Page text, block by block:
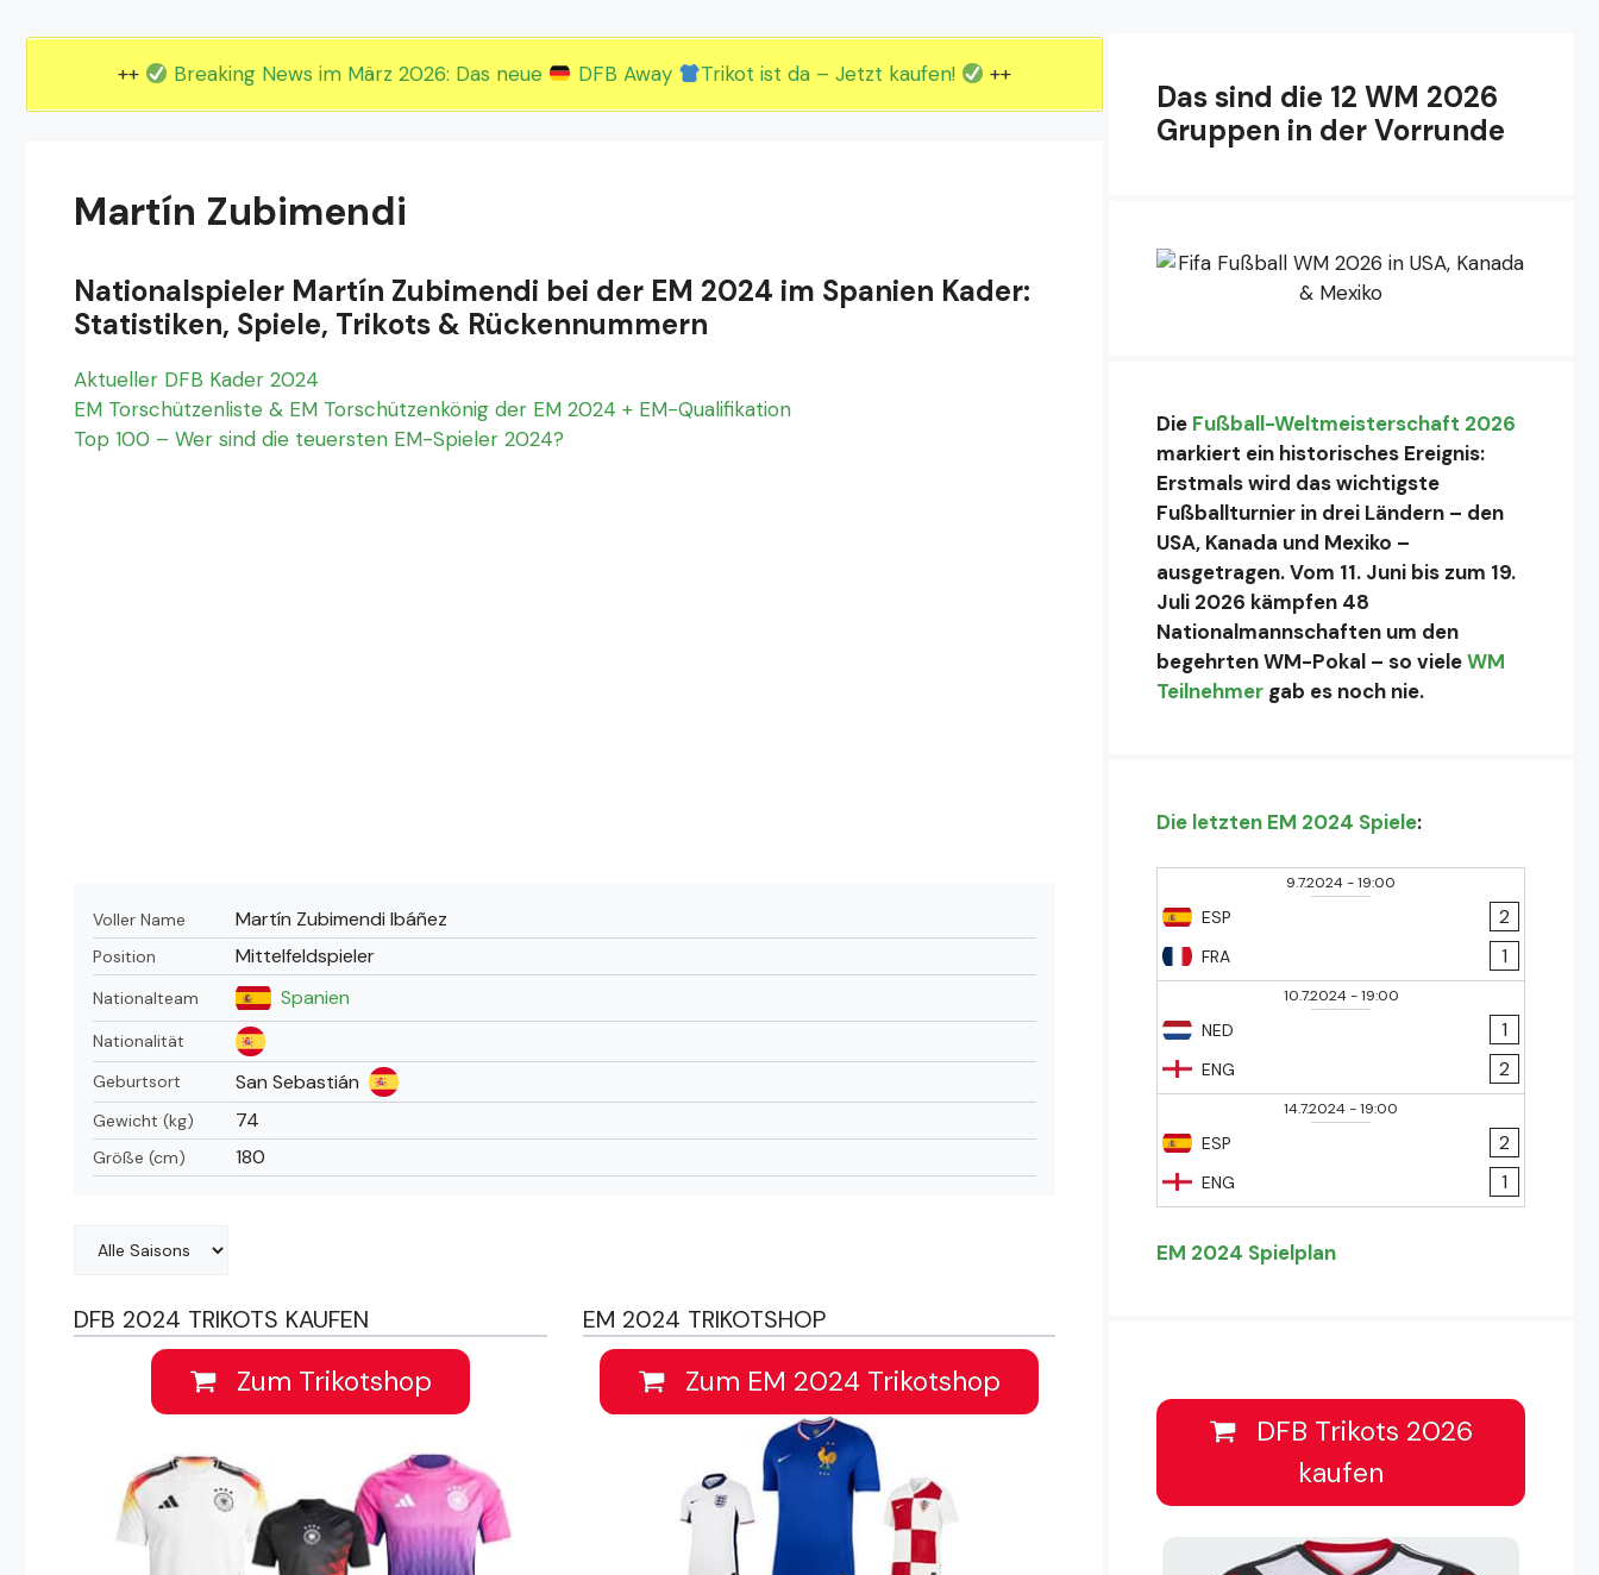
++ Breaking News im März 2026: Das neue DFB Away Trikot ist da – Jetzt kaufen! ++
Martín Zubimendi
Nationalspieler Martín Zubimendi bei der EM 2024 im Spanien Kader:
Statistiken, Spiele, Trikots & Rückennummern
Aktueller DFB Kader 2024
EM Torschützenliste & EM Torschützenkönig der EM 2024 + EM-Qualifikation
Top 100 – Wer sind die teuersten EM-Spieler 2024?
Voller Name Martín Zubimendi Ibáñez
Position Mittelfeldspieler
Nationalteam Spanien
Nationalität
Geburtsort
San Sebastián
Gewicht (kg) 74
Größe (cm) 180
DFB 2024 TRIKOTS KAUFEN
Zum Trikotshop
EM 2024 TRIKOTSHOP
Zum EM 2024 Trikotshop
Das sind die 12 WM 2026
Gruppen in der Vorrunde
Die Fußball-Weltmeisterschaft 2026
markiert ein historisches Ereignis:
Erstmals wird das wichtigste
Fußballturnier in drei Ländern – den
USA, Kanada und Mexiko –
ausgetragen. Vom 11. Juni bis zum 19.
Juli 2026 kämpfen 48
Nationalmannschaften um den
begehrten WM-Pokal – so vieleWM
Teilnehmer gab es noch nie.
Die letzten EM 2024 Spiele:
9.7.2024-19:00
ESP
FRA
2
1
10.7.2024-19:00
NED
ENG
1
2
14.7.2024-19:00
ESP
ENG
2
1
EM 2024 Spielplan
DFB Trikots 2026
kaufen